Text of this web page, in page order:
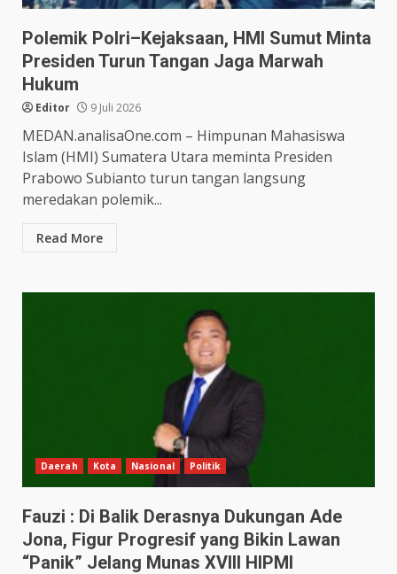
Polemik Polri–Kejaksaan, HMI Sumut Minta
Presiden Turun Tangan Jaga Marwah
Hukum
Editor 9 Juli 2026
MEDAN.analisaOne.com – Himpunan Mahasiswa
Islam (HMI) Sumatera Utara meminta Presiden
Prabowo Subianto turun tangan langsung
meredakan polemik...
Read More
Daerah Kota Nasional Politik
Fauzi : Di Balik Derasnya Dukungan Ade
Jona, Figur Progresif yang Bikin Lawan
“Panik” Jelang Munas XVIII HIPMI